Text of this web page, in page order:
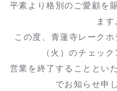
平素より格別のご愛顧を
ます
この度、青蓮寺レーク
（火）のチェッ
営業を終了することとい
でお知らせ申